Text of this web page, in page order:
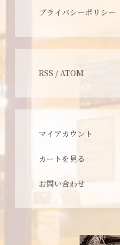
プライバシーポリシー
RSS /ATOM
マイアカウント
カートを見る
お問い合わせ